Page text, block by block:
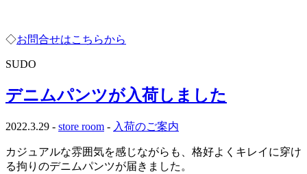
◇お問合せはこちらから
SUDO
デニムパンツが入荷しました
2022.3.29 - store room - 入荷のご案内
カジュアルな雰囲気を感じながらも、格好よくキレイに穿け
る拘りのデニムパンツが届きました。